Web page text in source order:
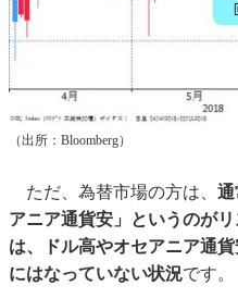
（出所：Bloomberg）
ただ、為替市場の方は、 通
アニア通貨安」というのが
は、ドル高やオセアニア通
にはなっていない状況です。